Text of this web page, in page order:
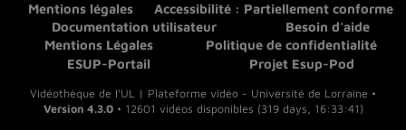
Mentions légales
Accessibilité : Partiellement conforme
Documentation utilisateur
Besoin d'aide
Mentions Légales
Politique de confidentialité
ESUP-Portail
Projet Esup-Pod
Vidéothèque de l'UL | Plateforme vidéo - Université de Lorraine •
Version 4.3.0• 12601 vidéos disponibles (319 days, 16:33:41)